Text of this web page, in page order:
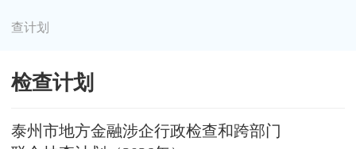
查计划
检查计划
泰州市地方金融涉企行政检查和跨部门